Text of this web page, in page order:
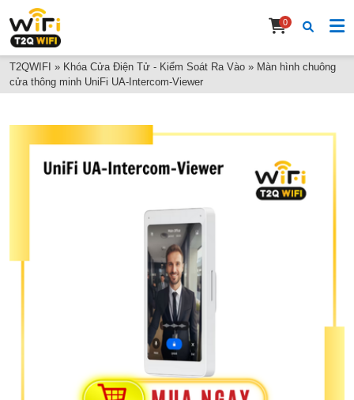
0
T2QWIFI » Khóa Cửa Điện Tử - Kiểm Soát Ra Vào » Màn hình chuông
cửa thông minh UniFi UA-Intercom-Viewer